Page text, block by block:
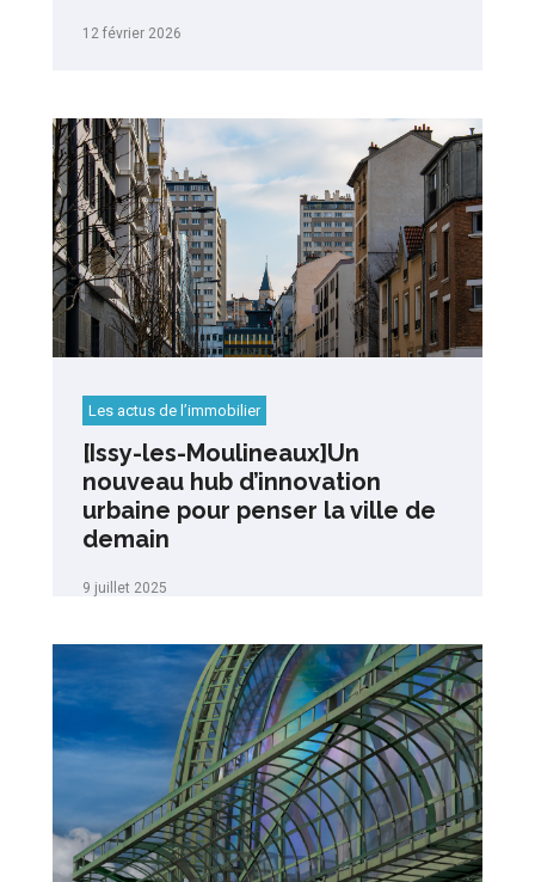
12 février 2026
Les actus de l’immobilier
[Issy-les-Moulineaux]Un
nouveau hub d’innovation
urbaine pour penser la ville de
demain
9 juillet 2025